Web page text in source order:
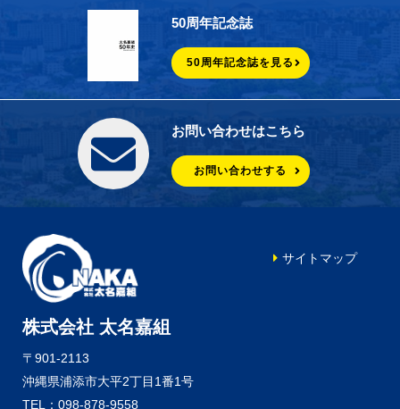
50周年記念誌
50周年記念誌を見る
お問い合わせはこちら
お問い合わせする
株式会社 太名嘉組
〒901-2113
沖縄県浦添市大平2丁目1番1号
TEL：098-878-9558
サイトマップ